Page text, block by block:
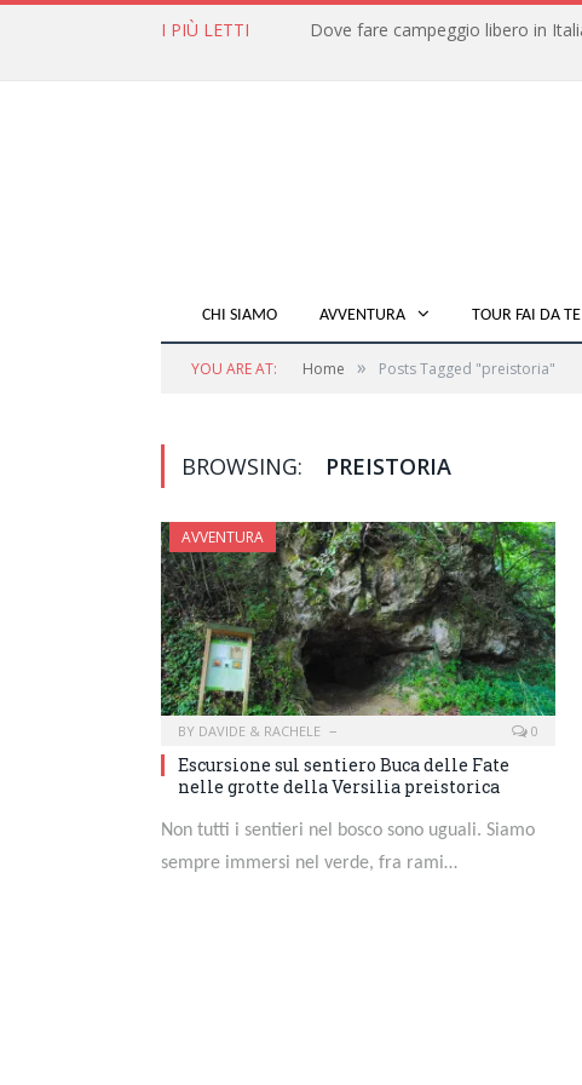
I PIÙ LETTI
CHI SIAMO AVVENTURA TOUR FAI DA TE
YOU ARE AT: Home » Posts Tagged "preistoria"
BROWSING: PREISTORIA
AVVENTURA
BY DAVIDE & RACHELE 0
Escursione sul sentiero Buca delle Fate
nelle grotte della Versilia preistorica
Non tutti i sentieri nel bosco sono uguali. Siamo
sempre immersi nel verde, fra rami…